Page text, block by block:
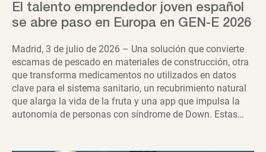
El talento emprendedor joven español
se abre paso en Europa en GEN-E 2026
Madrid, 3 de julio de 2026 – Una solución que convierte
escamas de pescado en materiales de construcción, otra
que transforma medicamentos no utilizados en datos
clave para el sistema sanitario, un recubrimiento natural
que alarga la vida de la fruta y una app que impulsa la
autonomía de personas con síndrome de Down. Estas…